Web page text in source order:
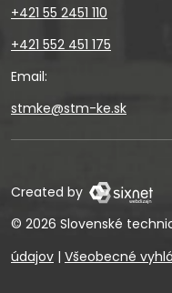
+421 55 2451 110
+421 552 451 175
Email:
stmke@stm-ke.sk
Created by
© 2026 Slovenské
údajov | Všeobecné